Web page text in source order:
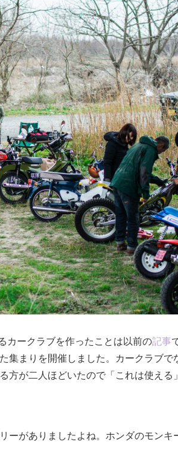
カークラブを作ったことは以前の記事
集まりを開催しました。カークラブで
が二人ほどいたので「これは使える
がありましたよね。ホンダのモンキ